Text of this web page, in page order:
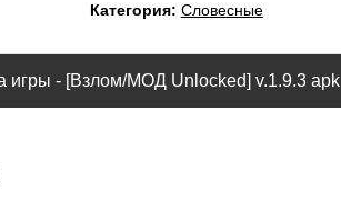
Категория: Словесные
игры - [Взлом/МОД Unlocked] v.1.9.3 apk